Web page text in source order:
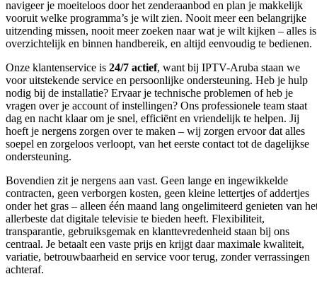
navigeer je moeiteloos door het zenderaanbod en plan je makkelijk
vooruit welke programma’s je wilt zien. Nooit meer een belangrijke
uitzending missen, nooit meer zoeken naar wat je wilt kijken – alles is
overzichtelijk en binnen handbereik, en altijd eenvoudig te bedienen.
Onze klantenservice is 24/7 actief, want bij IPTV-Aruba staan we
voor uitstekende service en persoonlijke ondersteuning. Heb je hulp
nodig bij de installatie? Ervaar je technische problemen of heb je
vragen over je account of instellingen? Ons professionele team staat
dag en nacht klaar om je snel, efficiënt en vriendelijk te helpen. Jij
hoeft je nergens zorgen over te maken – wij zorgen ervoor dat alles
soepel en zorgeloos verloopt, van het eerste contact tot de dagelijkse
ondersteuning.
Bovendien zit je nergens aan vast. Geen lange en ingewikkelde
contracten, geen verborgen kosten, geen kleine lettertjes of addertjes
onder het gras – alleen één maand lang ongelimiteerd genieten van
allerbeste dat digitale televisie te bieden heeft. Flexibiliteit,
transparantie, gebruiksgemak en klanttevredenheid staan bij ons
centraal. Je betaalt een vaste prijs en krijgt daar maximale kwaliteit,
variatie, betrouwbaarheid en service voor terug, zonder verrassingen
achteraf.